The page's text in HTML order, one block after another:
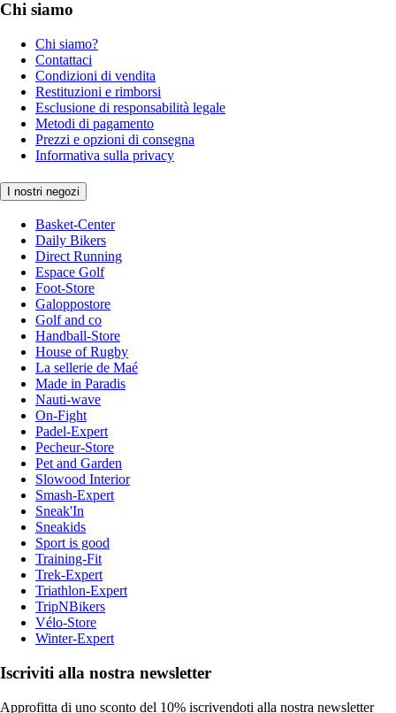
Chi siamo
Chi siamo?
Contattaci
Condizioni di vendita
Restituzioni e rimborsi
Esclusione di responsabilità legale
Metodi di pagamento
Prezzi e opzioni di consegna
Informativa sulla privacy
I nostri negozi
Basket-Center
Daily Bikers
Direct Running
Espace Golf
Foot-Store
Galoppostore
Golf and co
Handball-Store
House of Rugby
La sellerie de Maé
Made in Paradis
Nauti-wave
On-Fight
Padel-Expert
Pecheur-Store
Pet and Garden
Slowood Interior
Smash-Expert
Sneak'In
Sneakids
Sport is good
Training-Fit
Trek-Expert
Triathlon-Expert
TripNBikers
Vélo-Store
Winter-Expert
Iscriviti alla nostra newsletter
Approfitta di uno sconto del 10% iscrivendoti alla nostra newsletter